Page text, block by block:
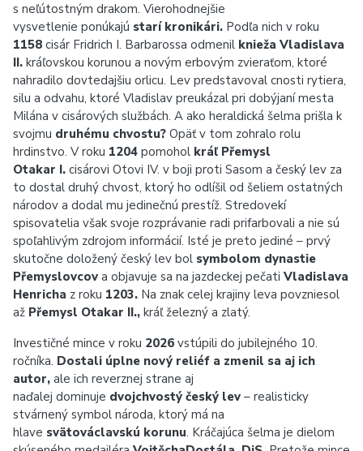
s neľútostným drakom. Vierohodnejšie
vysvetlenie ponúkajú starí kronikári. Podľa nich v roku
1158 cisár Fridrich I. Barbarossa odmenil knieža Vladislava
II. kráľovskou korunou a novým erbovým zvieraťom, ktoré
nahradilo dovtedajšiu orlicu. Lev predstavoval cnosti rytiera,
silu a odvahu, ktoré Vladislav preukázal pri dobýjaní mesta
Milána v cisárových službách. A ako heraldická šelma prišla k
svojmu druhému chvostu? Opäť v tom zohralo rolu
hrdinstvo. V roku 1204 pomohol kráľ Přemysl
Otakar I. cisárovi Otovi IV. v boji proti Sasom a český lev za
to dostal druhý chvost, ktorý ho odlíšil od šeliem ostatných
národov a dodal mu jedinečnú prestíž. Stredovekí
spisovatelia však svoje rozprávanie radi prifarbovali a nie sú
spoľahlivým zdrojom informácií. Isté je preto jediné – prvý
skutočne doložený český lev bol symbolom dynastie
Přemyslovcov a objavuje sa na jazdeckej pečati Vladislava
Henricha z roku 1203. Na znak celej krajiny leva povzniesol
až Přemysl Otakar II., kráľ železný a zlatý.
Investičné mince v roku 2026 vstúpili do jubilejného 10.
ročníka. Dostali úplne nový reliéf a zmenil sa aj ich
autor, ale ich reverznej strane aj
naďalej dominuje dvojchvostý český lev – realisticky
stvárnený symbol národa, ktorý má na
hlave svätováclavskú korunu. Kráčajúca šelma je dielom